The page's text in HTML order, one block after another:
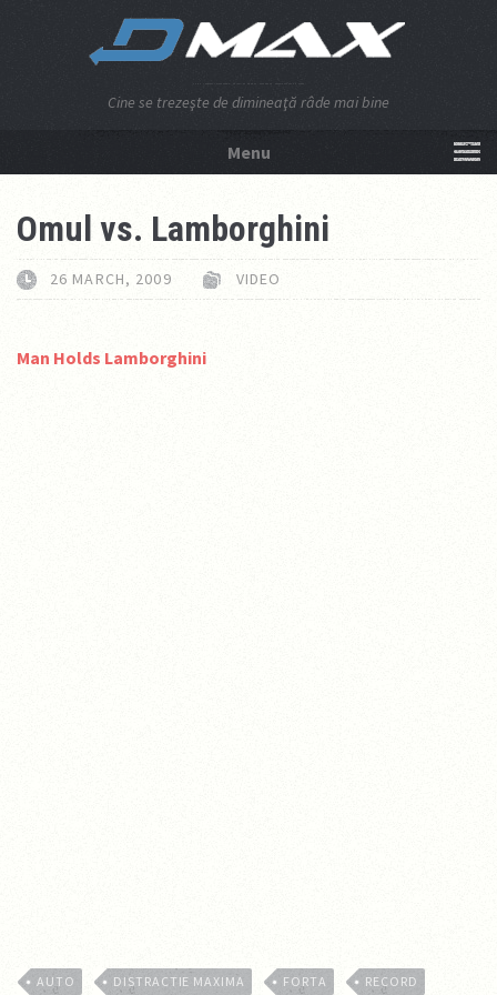
Cine se trezeşte de dimineaţă râde mai bine
Menu
Omul vs. Lamborghini
26 MARCH, 2009 VIDEO
Man Holds Lamborghini
AUTO DISTRACTIE MAXIMA FORTA RECORD